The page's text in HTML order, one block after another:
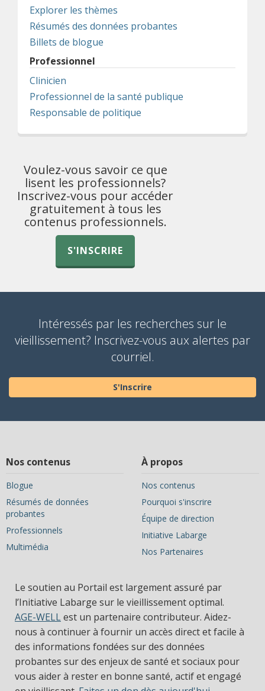
Explorer les thèmes
Résumés des données probantes
Billets de blogue
Professionnel
Clinicien
Professionnel de la santé publique
Responsable de politique
Voulez-vous savoir ce que
lisent les professionnels?
Inscrivez-vous pour accéder
gratuitement à tous les
contenus professionnels.
S'INSCRIRE
Intéressés par les recherches sur le
vieillissement? Inscrivez-vous aux alertes par
courriel.
S'Inscrire
Nos contenus
Blogue
Résumés de données
probantes
Professionnels
Multimédia
À propos
Nos contenus
Pourquoi s'inscrire
Équipe de direction
Initiative Labarge
Nos Partenaires
Le soutien au Portail est largement assuré par
l’Initiative Labarge sur le vieillissement optimal.
AGE-WELLest un partenaire contributeur. Aidez-
nous à continuer à fournir un accès direct et facile à
des informations fondées sur des données
probantes sur des enjeux de santé et sociaux pour
vous aider à rester en bonne santé, actif et engagé